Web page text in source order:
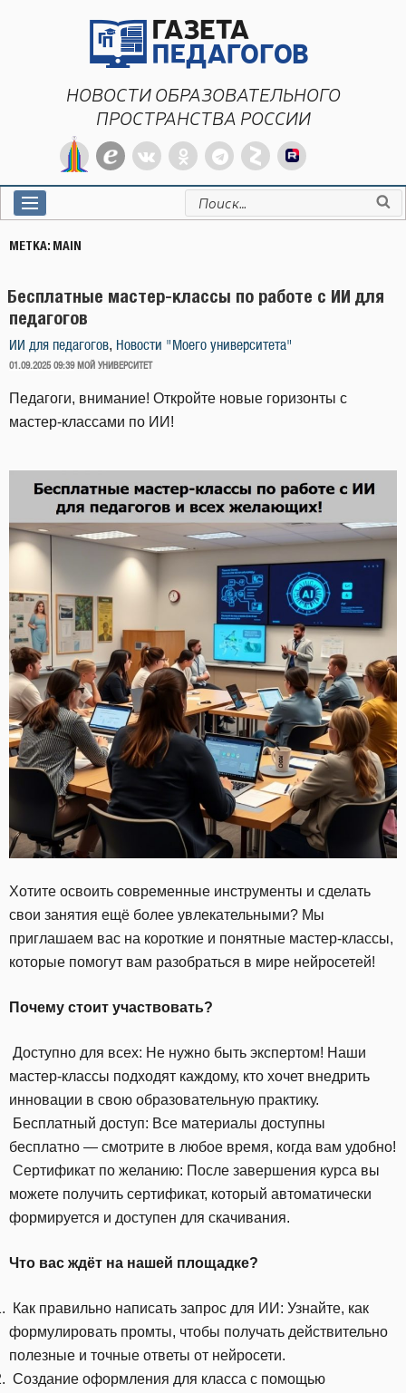
НОВОСТИ ОБРАЗОВАТЕЛЬНОГО
ПРОСТРАНСТВА РОССИИ
Искать:
МЕТКА: MAIN
Бесплатные мастер-классы по работе с ИИ для
педагогов
ИИ для педагогов, Новости "Моего университета"
ОПУБЛИКОВАНО
01.09.2025 09:39 МОЙ УНИВЕРСИТЕТ
Педагоги, внимание! Откройте новые горизонты с
мастер-классами по ИИ!
Хотите освоить современные инструменты и сделать
свои занятия ещё более увлекательными? Мы
приглашаем вас на короткие и понятные мастер-классы,
которые помогут вам разобраться в мире нейросетей!
Почему стоит участвовать?
Доступно для всех: Не нужно быть экспертом! Наши
мастер-классы подходят каждому, кто хочет внедрить
инновации в свою образовательную практику.
Бесплатный доступ: Все материалы доступны
бесплатно — смотрите в любое время, когда вам удобно!
Сертификат по желанию: После завершения курса вы
можете получить сертификат, который автоматически
формируется и доступен для скачивания.
Что вас ждёт на нашей площадке?
Как правильно написать запрос для ИИ: Узнайте, как
формулировать промты, чтобы получать действительно
полезные и точные ответы от нейросети.
Создание оформления для класса с помощью